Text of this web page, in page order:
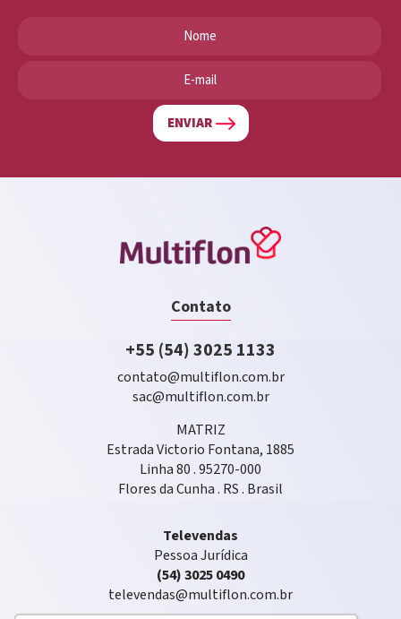
ENVIAR
Contato
+55 (54) 3025 1133
contato@multiflon.com.br
sac@multiflon.com.br
MATRIZ
Estrada Victorio Fontana, 1885
Linha 80 . 95270-000
Flores da Cunha . RS . Brasil
Televendas
Pessoa Jurídica
(54) 3025 0490
televendas@multiflon.com.br